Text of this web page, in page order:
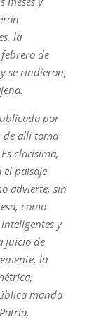
la
de
se rindieron,
por
de allí toma
clarísima,
el paisaje
advierte, sin
como
y
juicio de
la
manda